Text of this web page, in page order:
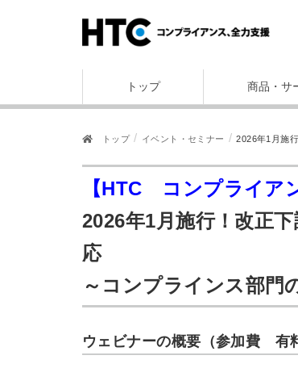
トップ 商品・サ
トップ イベント・セミナー 2026年1月施
【HTC コンプライア
2026年1月施行！改正
応
～コンプラインス部門
ウェビナーの概要（参加費 有